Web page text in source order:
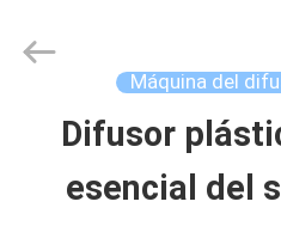
HOGAR
Water
Meter
Máquina del
Difusor
esencial del